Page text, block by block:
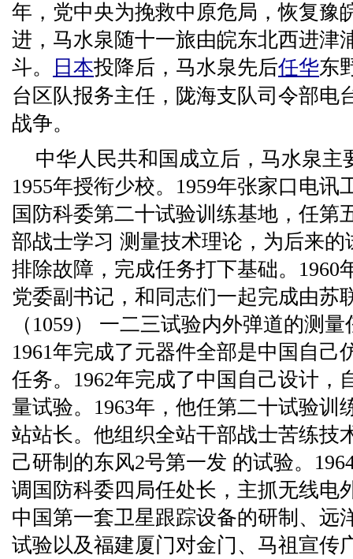
年，党中央为挽救中原危局，恢复豫
进，马水泉随十一旅由皖东北西进津
斗。
日本投降后，马水泉先后任华东
台区队报务主任，陇海支队司令部电
战争。
中华人民共和国成立后，马水泉主
1955年授衔少校。1959年张家口电
国防科委第二十试验训练基地，任第
部战士学习 测量技术理论，为后来
排除故障，完成任务打下基础。1960
党委副书记，和同志们一起完成由苏
（1059） 一二三试验内外弹道的测
1961年完成了元器件全部是中国自己
任务。1962年完成了中国自己设计，
量试验。1963年，他任第二十试验训
站站长。他组织全站干部战士苦练技
己研制的东风2号第一发 的试验。
调国防科委四局任处长，主抓无线电
中国第一套卫星跟踪设备的研制、远
试验以及福建厦门对金门、马祖宣传